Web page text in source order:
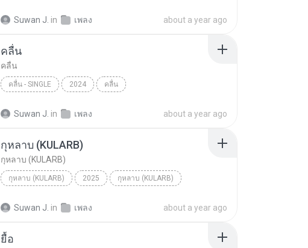
Suwan J. in เพลง about a year ago
คลื่น
คลื่น
คลื่น - SINGLE 2024 คลื่น
Suwan J. in เพลง about a year ago
กุหลาบ (KULARB)
กุหลาบ (KULARB)
กุหลาบ (KULARB) 2025 กุหลาบ (KULARB)
Suwan J. in เพลง about a year ago
ยื้อ